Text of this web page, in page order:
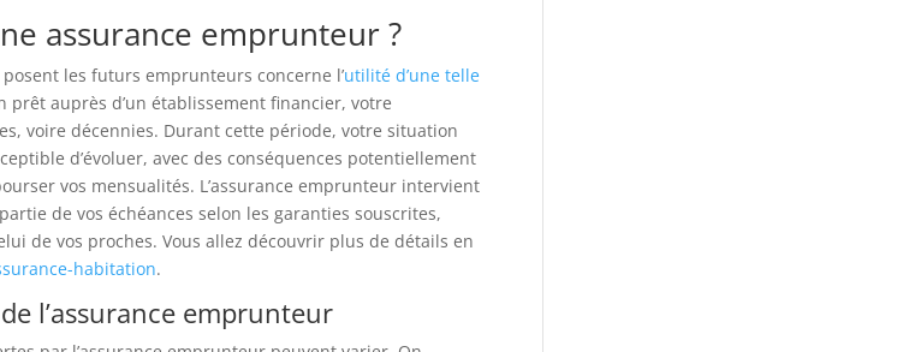
assurance emprunteur ?
les futurs emprunteurs concerne l’utilité d’une telle
prêt auprès d’un établissement financier, votre
voire décennies. Durant cette période, votre situation
d’évoluer, avec des conséquences potentiellement
vos mensualités. L’assurance emprunteur intervient
de vos échéances selon les garanties souscrites,
de vos proches. Vous allez découvrir plus de détails en
habitation.
l’assurance emprunteur